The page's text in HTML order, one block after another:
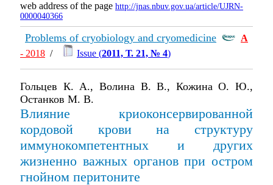
web address of the page http://jnas.nbuv.gov.ua/article/UJRN-
0000040366
Problems of cryobiology and cryomedicine
А
- 2018 / Issue (2011, Т. 21, № 4)
Гольцев К. А., Волина В. В., Кожина О. Ю.,
Останков М. В.
Влияние криоконсервированной
кордовой крови на структуру
иммунокомпетентных и других
жизненно важных органов при остром
гнойном перитоните